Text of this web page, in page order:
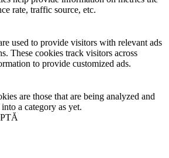
rate, traffic source, etc.
used to provide visitors with relevant ads
These cookies track visitors across
to provide customized ads.
are those that are being analyzed and
a category as yet.